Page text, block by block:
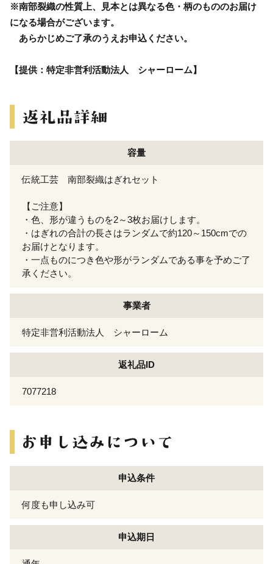
※南部裂織の性質上、見本とは異なる色・柄のもののお届け
になる場合がございます。
あらかじめご了承のうえお申込ください。
【提供：特定非営利活動法人 シャーローム】
容量
伝統工芸 南部裂織はぎれセット
【ご注意】
・色、形が違うものを2～3枚お届けします。
・はぎれの合計の長さはランダムで約120～150cmでの
お届けとなります。
・一点ものにつき色や形がランダムである事を予めご了
承ください。
事業者
特定非営利活動法人 シャーローム
返礼品ID
7077218
申込条件
何度も申し込み可
申込期日